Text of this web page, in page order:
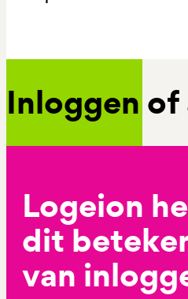
Inloggen
Logeion
dit
van